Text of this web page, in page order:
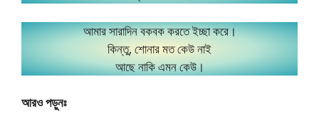
আমার সারাদিন বকবক করতে ইচ্ছা করে।
কিন্তু, শোনার মত কেউ নাই
আছে নাকি এমন কেউ।
আরও পড়ুনঃ